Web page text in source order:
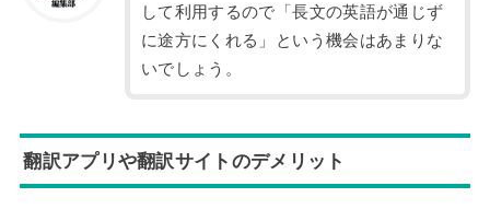
して利用するので「長文の英語が通じず
に途方にくれる」という機会はあまりな
いでしょう。
翻訳アプリや翻訳サイトのデメリット